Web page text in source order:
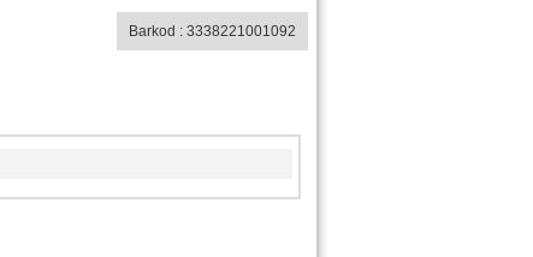
Barkod : 3338221001092